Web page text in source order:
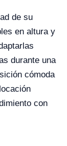
de su
en altura y
durante una
cómoda
con